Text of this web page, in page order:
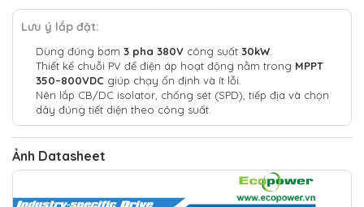
Lưu ý lắp đặt:
Dùng đúng bơm 3 pha 380V công suất 30kW
Thiết kế chuỗi PV để điện áp hoạt động nằm trong MPPT
350–800VDC giúp chạy ổn định và ít lỗi.
Nên lắp CB/DC isolator, chống sét (SPD), tiếp địa và chọn
dây đúng tiết diện theo công suất.
Ảnh Datasheet